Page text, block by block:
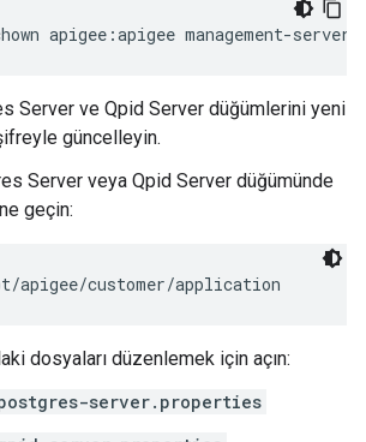
apigee:apigee management-
Server ve Qpid Server düğümlerini yeni
güncelleyin.
Server veya Qpid Server düğümünde
geçin:
apigee/customer/application
dosyaları düzenlemek için açın:
server.properties